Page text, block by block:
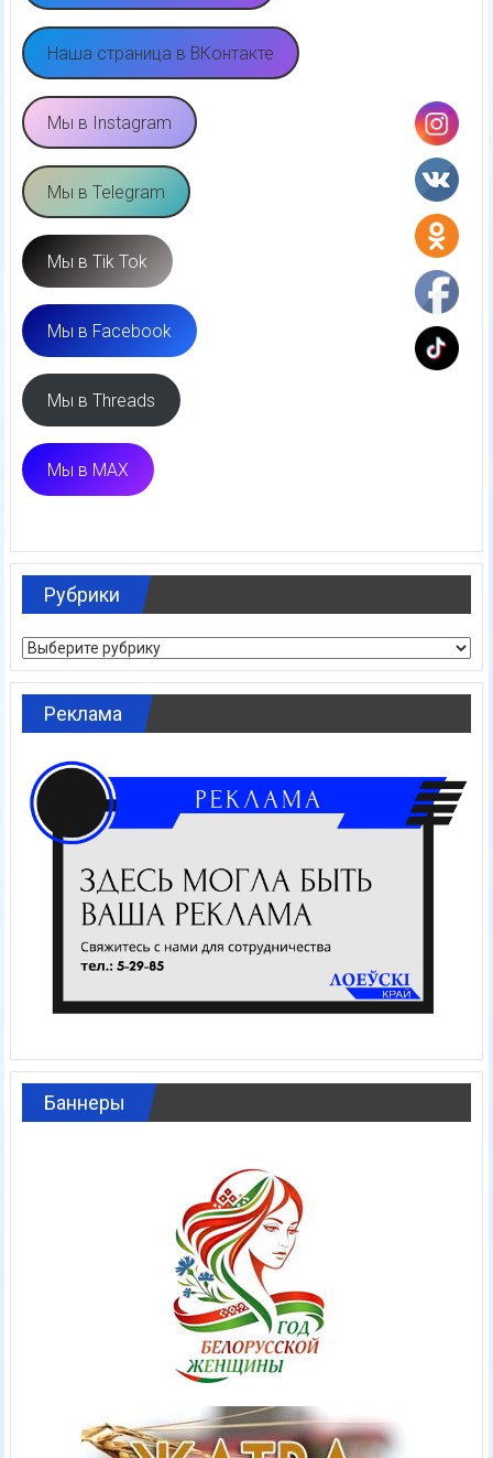
Наша страница в ВКонтакте
Мы в Instagram
Мы в Telegram
Мы в Tik Tok
Мы в Facebook
Мы в Threads
Мы в MAX
Рубрики
Рубрики
Реклама
Баннеры